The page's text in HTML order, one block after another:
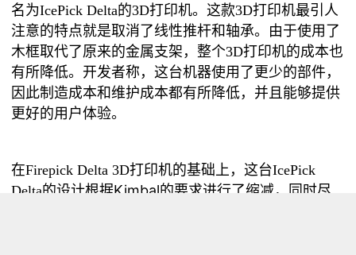
名为IcePick Delta的3D打印机。这款3D打印机最引人
注意的特点就是取消了线性推杆和轴承。由于使用了
木框取代了原来的金属支架，整个3D打印机的成本也
有所降低。开发者称，这台机器使用了更少的部件，
因此制造成本和维护成本都有所降低，并且能够提供
更好的用户体验。
在Firepick Delta 3D打印机的基础上，这台IcePick
Delta的设计根据Kimbal的要求进行了缩减，同时尽